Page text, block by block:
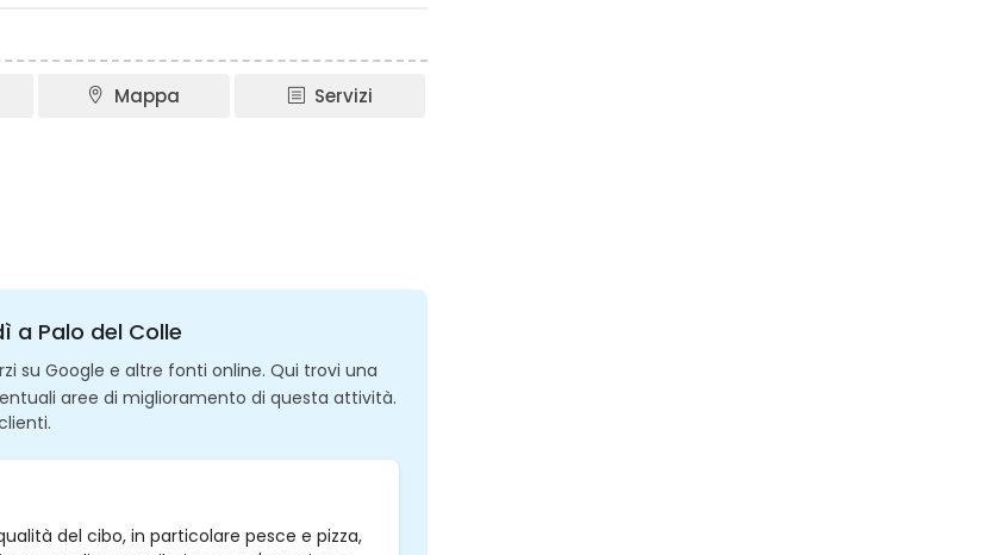
Mappa Servizi
a Palo del Colle
su Google e altre fonti online. Qui trovi una
aree di miglioramento di questa attività.
del cibo, in particolare pesce e pizza,